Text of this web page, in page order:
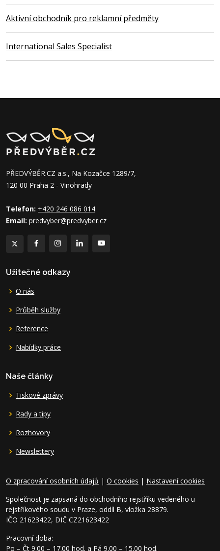
Aktivní obchodník pro reklamní předměty
International Sales Specialist
PŘEDVÝBĚR.CZ a.s., Na Kozačce 1289/7,
120 00 Praha 2 - Vinohrady
Telefon: +420 246 086 014
Email: predvyber@predvyber.cz
Užitečné odkazy
O nás
Průběh služby
Reference
Nabídky práce
Naše články
Tiskové zprávy
Rady a tipy
Rozhovory
Newslettery
O zpracování osobních údajů | O cookies | Nastavení cookies
Společnost je zapsaná do obchodního rejstříku vedeného u
rejstříkového soudu v Praze, oddíl B, vložka 28879.
IČO 21623422, DIČ CZ21623422
Pracovní doba:
Po – Čt 9.00 – 17.00 hod. a Pá 9.00 – 15.00 hod.